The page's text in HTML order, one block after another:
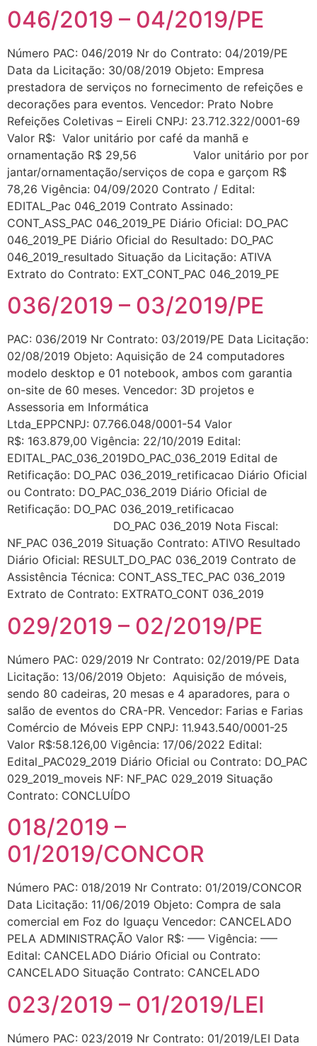
046/2019 – 04/2019/PE
Número PAC: 046/2019 Nr do Contrato: 04/2019/PE
Data da Licitação: 30/08/2019 Objeto: Empresa
prestadora de serviços no fornecimento de refeições e
decorações para eventos. Vencedor: Prato Nobre
Refeições Coletivas – Eireli CNPJ: 23.712.322/0001-69
Valor R$: Valor unitário por café da manhã e
ornamentação R$ 29,56 Valor unitário por por
jantar/ornamentação/serviços de copa e garçom R$
78,26 Vigência: 04/09/2020 Contrato / Edital:
EDITAL_Pac 046_2019 Contrato Assinado:
CONT_ASS_PAC 046_2019_PE Diário Oficial: DO_PAC
046_2019_PE Diário Oficial do Resultado: DO_PAC
046_2019_resultado Situação da Licitação: ATIVA
Extrato do Contrato: EXT_CONT_PAC 046_2019_PE
036/2019 – 03/2019/PE
PAC: 036/2019 Nr Contrato: 03/2019/PE Data Licitação:
02/08/2019 Objeto: Aquisição de 24 computadores
modelo desktop e 01 notebook, ambos com garantia
on-site de 60 meses. Vencedor: 3D projetos e
Assessoria em Informática
Ltda_EPPCNPJ: 07.766.048/0001-54 Valor
R$: 163.879,00 Vigência: 22/10/2019 Edital:
EDITAL_PAC_036_2019DO_PAC_036_2019 Edital de
Retificação: DO_PAC 036_2019_retificacao Diário Oficial
ou Contrato: DO_PAC_036_2019 Diário Oficial de
Retificação: DO_PAC 036_2019_retificacao
DO_PAC 036_2019 Nota Fiscal:
NF_PAC 036_2019 Situação Contrato: ATIVO Resultado
Diário Oficial: RESULT_DO_PAC 036_2019 Contrato de
Assistência Técnica: CONT_ASS_TEC_PAC 036_2019
Extrato de Contrato: EXTRATO_CONT 036_2019
029/2019 – 02/2019/PE
Número PAC: 029/2019 Nr Contrato: 02/2019/PE Data
Licitação: 13/06/2019 Objeto: Aquisição de móveis,
sendo 80 cadeiras, 20 mesas e 4 aparadores, para o
salão de eventos do CRA-PR. Vencedor: Farias e Farias
Comércio de Móveis EPP CNPJ: 11.943.540/0001-25
Valor R$:58.126,00 Vigência: 17/06/2022 Edital:
Edital_PAC029_2019 Diário Oficial ou Contrato: DO_PAC
029_2019_moveis NF: NF_PAC 029_2019 Situação
Contrato: CONCLUÍDO
018/2019 –
01/2019/CONCOR
Número PAC: 018/2019 Nr Contrato: 01/2019/CONCOR
Data Licitação: 11/06/2019 Objeto: Compra de sala
comercial em Foz do Iguaçu Vencedor: CANCELADO
PELA ADMINISTRAÇÃO Valor R$: —– Vigência: —–
Edital: CANCELADO Diário Oficial ou Contrato:
CANCELADO Situação Contrato: CANCELADO
023/2019 – 01/2019/LEI
Número PAC: 023/2019 Nr Contrato: 01/2019/LEI Data